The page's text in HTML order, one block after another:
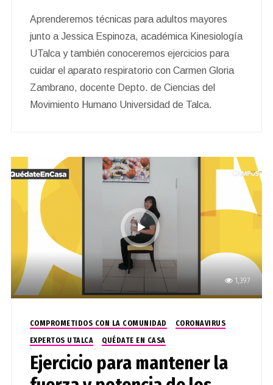
Aprenderemos técnicas para adultos mayores
junto a Jessica Espinoza, académica Kinesiología
UTalca y también conoceremos ejercicios para
cuidar el aparato respiratorio con Carmen Gloria
Zambrano, docente Depto. de Ciencias del
Movimiento Humano Universidad de Talca.
1,397
COMPROMETIDOS CON LA COMUNIDAD
CORONAVIRUS
EXPERTOS UTALCA
QUÉDATE EN CASA
Ejercicio para mantener la